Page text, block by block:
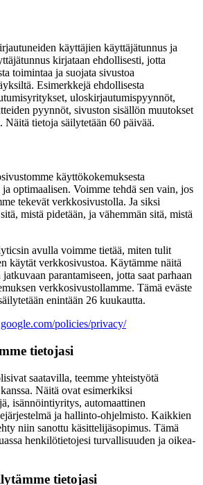
käyttäjien käyttäjätunnus ja
kirjataan ehdollisesti, jotta
toimintaa ja suojata sivustoa
Esimerkkejä ehdollisesta
uloskirjautumispyynnöt,
pyynnöt, sivuston sisällön muutokset
Näitä tietoja säilytetään 60 päivää.
käyttökokemuksesta
optimaalisen. Voimme tehdä sen vain, jos
tekevät verkkosivustolla. Ja siksi
mistä pidetään, ja vähemmän sitä, mistä
avulla voimme tietää, miten tulit
käytät verkkosivustoa. Käytämme näitä
parantamiseen, jotta saat parhaan
verkkosivustollamme. Tämä eväste
enintään 26 kuukautta.
policies/privacy/
tietojasi
saatavilla, teemme yhteistyötä
Näitä ovat esimerkiksi
isännöintiyritys, automaattinen
ja hallinto-ohjelmisto. Kaikkien
niin sanottu käsittelijäsopimus. Tämä
henkilötietojesi turvallisuuden ja oikea-
tietojasi